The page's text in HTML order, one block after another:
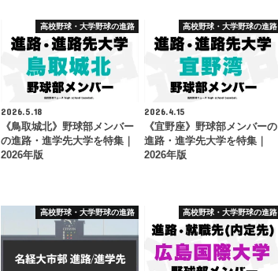
高校野球・大学野球の進路
2026.5.18
《鳥取城北》野球部メンバー
の進路・進学先大学を特集｜
2026年版
高校野球・大学野球の進路
2026.4.15
《宜野座》野球部メンバーの
進路・進学先大学を特集｜
2026年版
高校野球・大学野球の進路 高校野球・大学野球の進路